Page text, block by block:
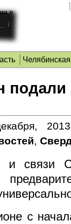
подали
,
и связи
с